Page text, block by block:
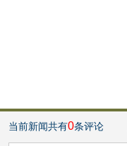
当前新闻共有0条评论